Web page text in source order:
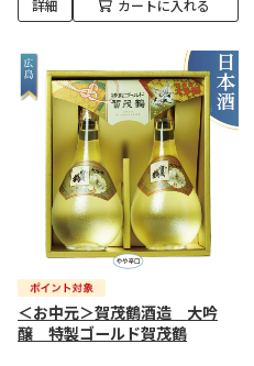
詳細 カートに入れる
＜お中元＞賀茂鶴酒造 大吟
醸 特製ゴールド賀茂鶴